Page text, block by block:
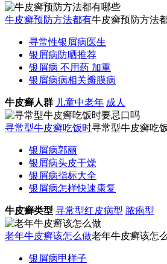
牛皮癣预防方法都有牛皮癣预防方法
寻常性银屑病医生
银屑病防晒推荐
银屑病 不用药 加重
银屑病病相关瓣膜病
牛皮癣人群 儿童中老年 成人
寻常型牛皮癣吃饭时寻常型牛皮癣吃
银屑病郭丽
银屑病头皮干燥
银屑病指标大全
银屑病怎样快速康复
牛皮癣类型 寻常型红皮病型 脓疱型
老年牛皮癣该怎么做老年牛皮癣该怎
银屑病甲样子